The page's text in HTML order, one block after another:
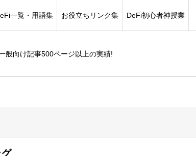
般向け記事500ページ以上の実績!
一覧・用語集 お役立ちリンク集 DeFi初心者神授業